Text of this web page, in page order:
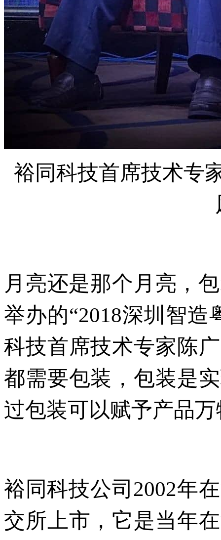
裕同科技首席技术专
月亮还是那个月亮，
举办的“2018深圳智造
科技首席技术专家陈
都需要包装，包装是
过包装可以赋予产品
裕同科技公司 2002年
交所上市，它是当年